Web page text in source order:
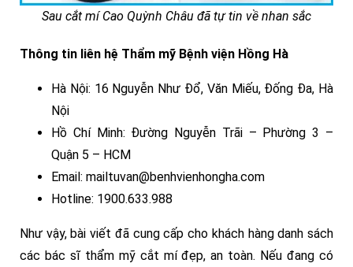
Sau cắt mí Cao Quỳnh Châu đã tự tin về nhan sắc
Thông tin liên hệ Thẩm mỹ Bệnh viện Hồng Hà
Hà Nội: 16 Nguyễn Như Đổ, Văn Miếu, Đống Đa, Hà
Nội
Hồ Chí Minh: Đường Nguyễn Trãi – Phường 3 –
Quận 5 – HCM
Email: mailtuvan@benhvienhongha.com
Hotline: 1900.633.988
Như vậy, bài viết đã cung cấp cho khách hàng danh sách
các bác sĩ thẩm mỹ cắt mí đẹp, an toàn. Nếu đang có